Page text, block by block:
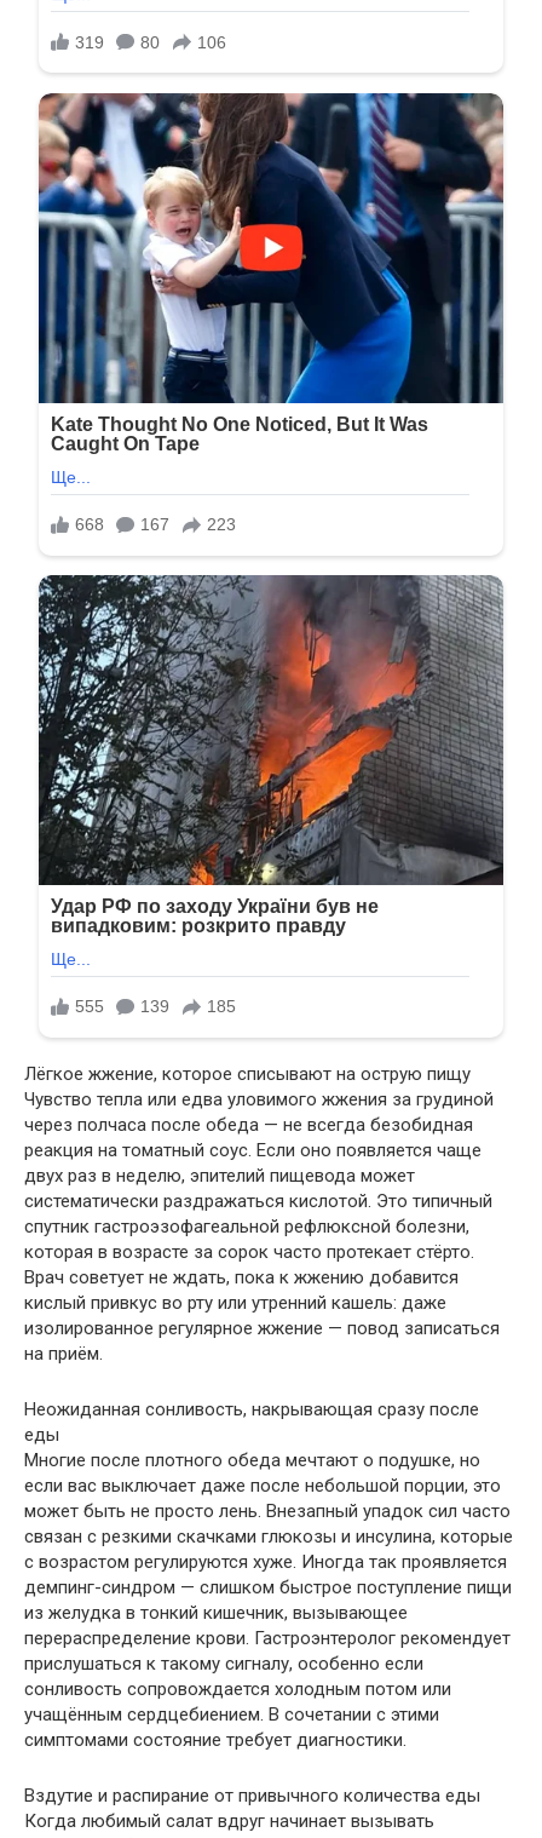
Лёгкое жжение, которое списывают на острую пищу
Чувство тепла или едва уловимого жжения за грудиной
через полчаса после обеда — не всегда безобидная
реакция на томатный соус. Если оно появляется чаще
двух раз в неделю, эпителий пищевода может
систематически раздражаться кислотой. Это типичный
спутник гастроэзофагеальной рефлюксной болезни,
которая в возрасте за сорок часто протекает стёрто.
Врач советует не ждать, пока к жжению добавится
кислый привкус во рту или утренний кашель: даже
изолированное регулярное жжение — повод записаться
на приём.
Неожиданная сонливость, накрывающая сразу после
еды
Многие после плотного обеда мечтают о подушке, но
если вас выключает даже после небольшой порции, это
может быть не просто лень. Внезапный упадок сил часто
связан с резкими скачками глюкозы и инсулина, которые
с возрастом регулируются хуже. Иногда так проявляется
демпинг-синдром — слишком быстрое поступление пищи
из желудка в тонкий кишечник, вызывающее
перераспределение крови. Гастроэнтеролог рекомендует
прислушаться к такому сигналу, особенно если
сонливость сопровождается холодным потом или
учащённым сердцебиением. В сочетании с этими
симптомами состояние требует диагностики.
Вздутие и распирание от привычного количества еды
Когда любимый салат вдруг начинает вызывать